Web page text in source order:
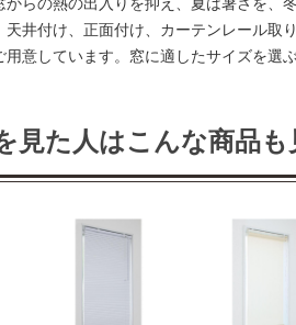
井付け、正面付け、カーテンレール取
用意しています。窓に適したサイズを選
見た人はこんな商品